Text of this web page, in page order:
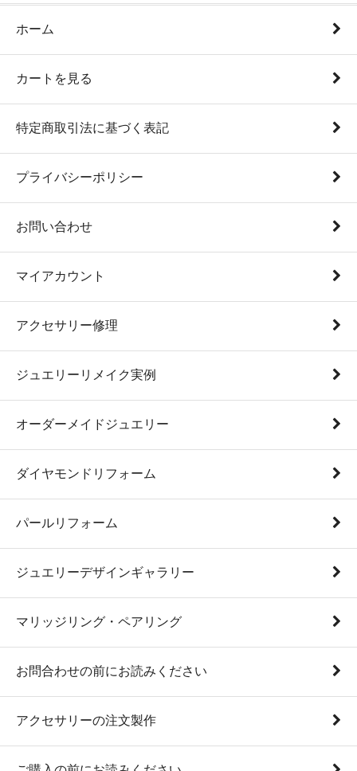
ホーム
カートを見る
特定商取引法に基づく表記
プライバシーポリシー
お問い合わせ
マイアカウント
アクセサリー修理
ジュエリーリメイク実例
オーダーメイドジュエリー
ダイヤモンドリフォーム
パールリフォーム
ジュエリーデザインギャラリー
マリッジリング・ペアリング
お問合わせの前にお読みください
アクセサリーの注文製作